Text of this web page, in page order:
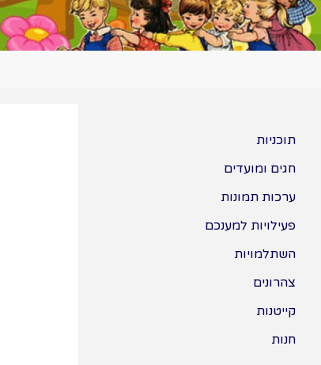
תוכניות
חגים ומועדים
ערכות תמונות
פעילויות למענכם
השתלמויות
צהרונים
קייטנות
חנות